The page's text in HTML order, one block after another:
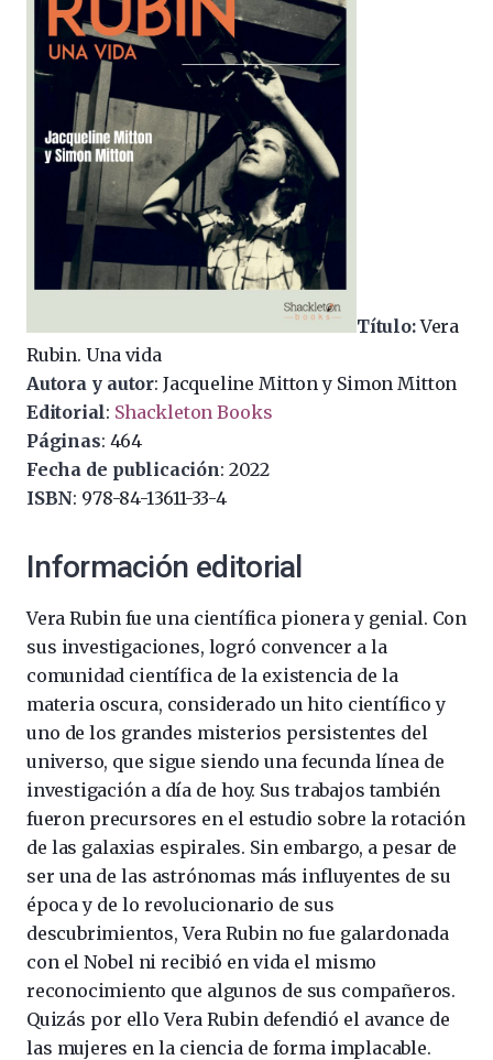
Título:Vera
Rubin. Una vida
Autora y autor: Jacqueline Mitton y Simon Mitton
Editorial: Shackleton Books
Páginas: 464
Fecha de publicación: 2022
ISBN: 978-84-13611-33-4
Información editorial
Vera Rubin fue una científica pionera y genial. Con
sus investigaciones, logró convencer a la
comunidad científica de la existencia de la
materia oscura, considerado un hito científico y
uno de los grandes misterios persistentes del
universo, que sigue siendo una fecunda línea de
investigación a día de hoy. Sus trabajos también
fueron precursores en el estudio sobre la rotación
de las galaxias espirales. Sin embargo, a pesar de
ser una de las astrónomas más influyentes de su
época y de lo revolucionario de sus
descubrimientos, Vera Rubin no fue galardonada
con el Nobel ni recibió en vida el mismo
reconocimiento que algunos de sus compañeros.
Quizás por ello Vera Rubin defendió el avance de
las mujeres en la ciencia de forma implacable.